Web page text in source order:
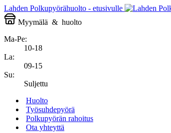
Lahden Polkupyörähuolto - etusivulle
Myymälä & huolto
Ma-Pe:
10-18
La:
09-15
Su:
Suljettu
Huolto
Työsuhdepyörä
Polkupyörän rahoitus
Ota yhteyttä